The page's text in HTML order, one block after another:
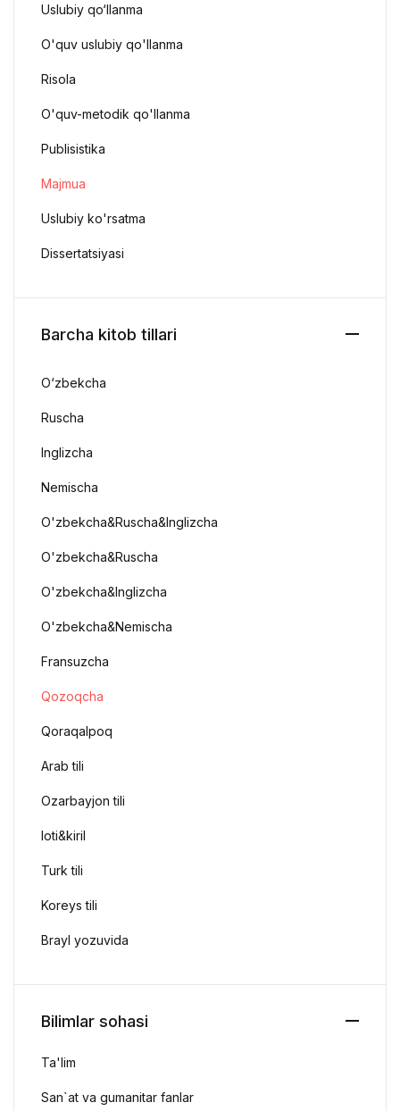
Uslubiy qo‘llanma
O'quv uslubiy qo'llanma
Risola
O'quv-metodik qo'llanma
Publisistika
Majmua
Uslubiy ko'rsatma
Dissertatsiyasi
Barcha kitob tillari
O‘zbekcha
Ruscha
Inglizcha
Nemischa
O'zbekcha&Ruscha&Inglizcha
O'zbekcha&Ruscha
O'zbekcha&Inglizcha
O'zbekcha&Nemischa
Fransuzcha
Qozoqcha
Qoraqalpoq
Arab tili
Ozarbayjon tili
loti&kiril
Turk tili
Koreys tili
Brayl yozuvida
Bilimlar sohasi
Ta'lim
San`at va gumanitar fanlar